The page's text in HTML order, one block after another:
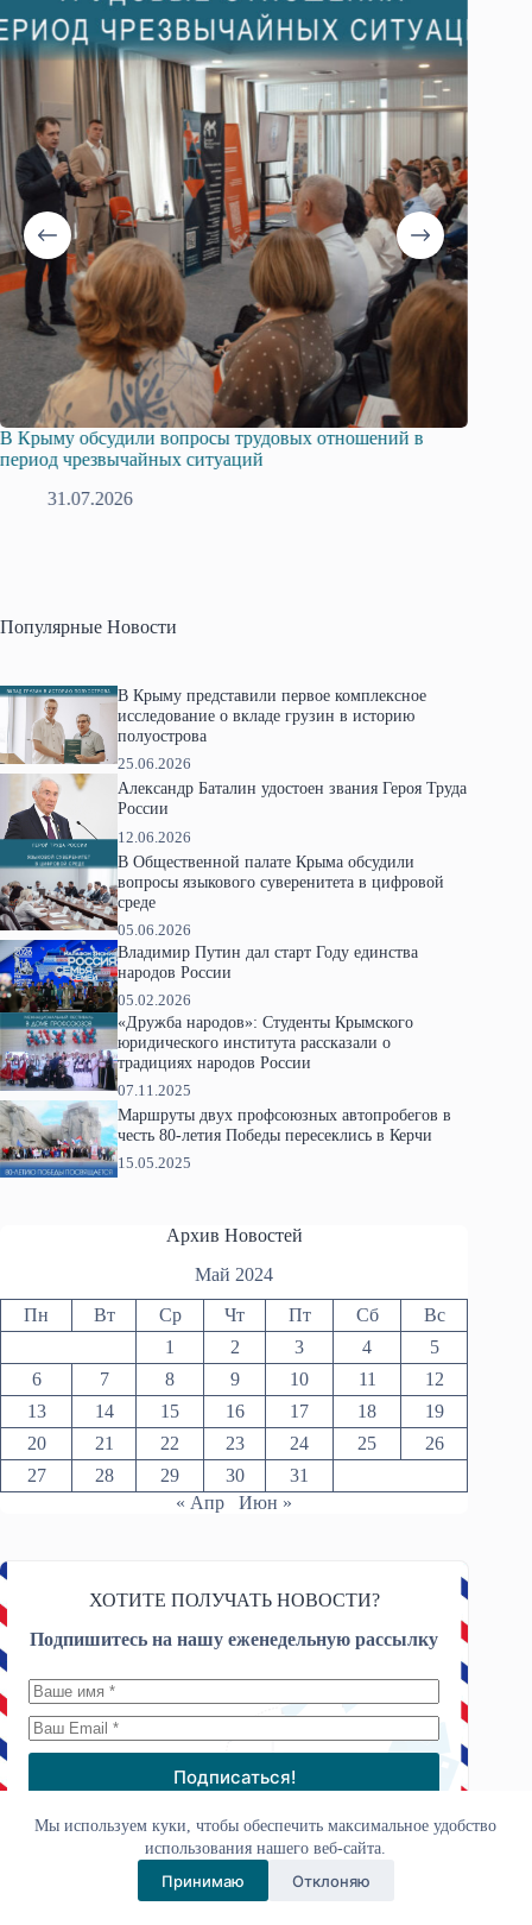
Мы используем куки, чтобы обеспечить максимальное удобство
использования нашего веб-сайта.
Принимаю Отклоняю
Русская община Крыма и Федерация независимых
профсоюзов Крыма укрепляют сотрудничество
28.07.2026
Популярные Новости
В Крыму представили первое комплексное
исследование о вкладе грузин в историю
полуострова
25.06.2026
Александр Баталин удостоен звания Героя Труда
России
12.06.2026
В Общественной палате Крыма обсудили
вопросы языкового суверенитета в цифровой
среде
05.06.2026
Владимир Путин дал старт Году единства
народов России
05.02.2026
«Дружба народов»: Студенты Крымского
юридического института рассказали о
традициях народов России
07.11.2025
Маршруты двух профсоюзных автопробегов в
честь 80-летия Победы пересеклись в Керчи
15.05.2025
Архив Новостей
Май 2024
Пн Вт Ср Чт Пт Сб
Вс
1
2 3 4
5
6
7 8 9 10 11
12
13
14 15 16 17 18
19
20
21 22 23 24 25
26
27
28 29 30
31
« Апр
Июн »
ХОТИТЕ ПОЛУЧАТЬ НОВОСТИ?
Подпишитесь на нашу еженедельную рассылку
Подписаться!
Я принимаюПолитику конфиденциальности